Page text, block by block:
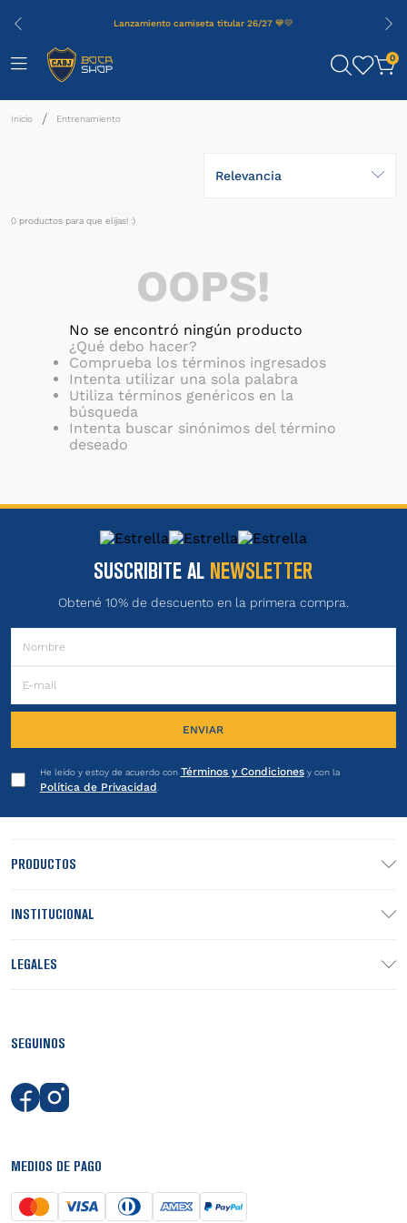
Lanzamiento camiseta titular 26/27 💙💛
0
Entrenamiento
Relevancia
0 productos
OOPS!
No se encontró ningún producto
¿Qué debo hacer?
Comprueba los términos ingresados
Intenta utilizar una sola palabra
Utiliza términos genéricos en la
búsqueda
Intenta buscar sinónimos del término
deseado
SUSCRIBITE AL NEWSLETTER
Obtené 10% de descuento en la primera compra.
ENVIAR
He leído y estoy de acuerdo con Términos y Condicionesy con la
Política de Privacidad
PRODUCTOS
INSTITUCIONAL
LEGALES
SEGUINOS
MEDIOS DE PAGO